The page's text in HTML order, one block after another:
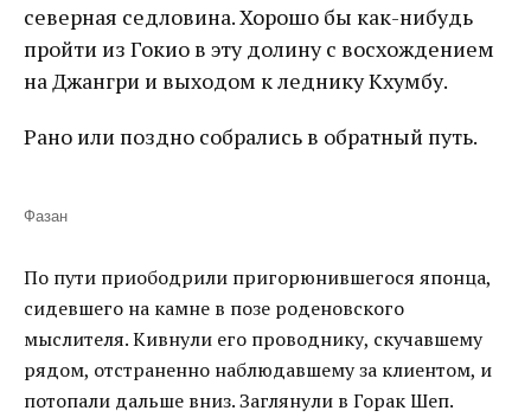
северная седловина. Хорошо бы как-нибудь
пройти из Гокио в эту долину с восхождением
на Джангри и выходом к леднику Кхумбу.
Рано или поздно собрались в обратный путь.
Фазан
По пути приободрили пригорюнившегося японца,
сидевшего на камне в позе роденовского
мыслителя. Кивнули его проводнику, скучавшему
рядом, отстраненно наблюдавшему за клиентом, и
потопали дальше вниз. Заглянули в Горак Шеп.